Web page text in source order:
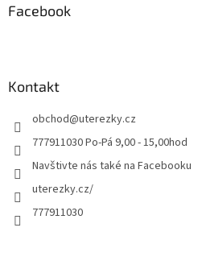
Facebook
Kontakt
obchod@uterezky.cz
777911030 Po-Pá 9,00 - 15,00hod
Navštivte nás také na Facebooku
uterezky.cz/
777911030